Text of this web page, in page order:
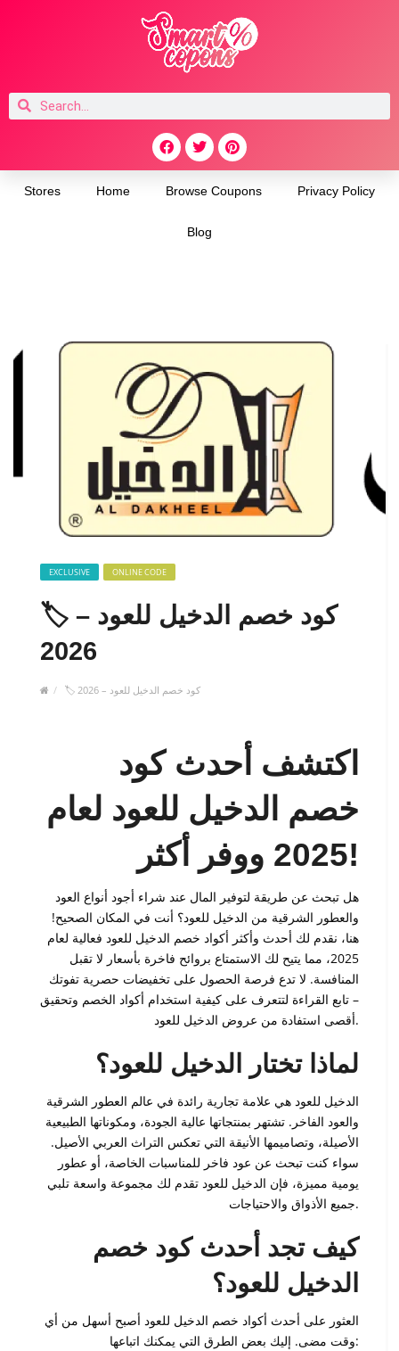
Stores Home Browse Coupons Privacy Policy
Blog
EXCLUSIVE ONLINE CODE
🏷️ كود خصم الدخيل للعود –
2026
🏷️ كود خصم الدخيل للعود – 2026
اكتشف أحدث كود
خصم الدخيل للعود لعام
2025 ووفر أكثر!
هل تبحث عن طريقة لتوفير المال عند شراء أجود أنواع العود
والعطور الشرقية من الدخيل للعود؟ أنت في المكان الصحيح!
هنا، نقدم لك أحدث وأكثر أكواد خصم الدخيل للعود فعالية لعام
2025، مما يتيح لك الاستمتاع بروائح فاخرة بأسعار لا تقبل
المنافسة. لا تدع فرصة الحصول على تخفيضات حصرية تفوتك
– تابع القراءة لتتعرف على كيفية استخدام أكواد الخصم وتحقيق
أقصى استفادة من عروض الدخيل للعود.
لماذا تختار الدخيل للعود؟
الدخيل للعود هي علامة تجارية رائدة في عالم العطور الشرقية
والعود الفاخر. تشتهر بمنتجاتها عالية الجودة، ومكوناتها الطبيعية
الأصيلة، وتصاميمها الأنيقة التي تعكس التراث العربي الأصيل.
سواء كنت تبحث عن عود فاخر للمناسبات الخاصة، أو عطور
يومية مميزة، فإن الدخيل للعود تقدم لك مجموعة واسعة تلبي
جميع الأذواق والاحتياجات.
كيف تجد أحدث كود خصم
الدخيل للعود؟
العثور على أحدث أكواد خصم الدخيل للعود أصبح أسهل من أي
وقت مضى. إليك بعض الطرق التي يمكنك اتباعها: